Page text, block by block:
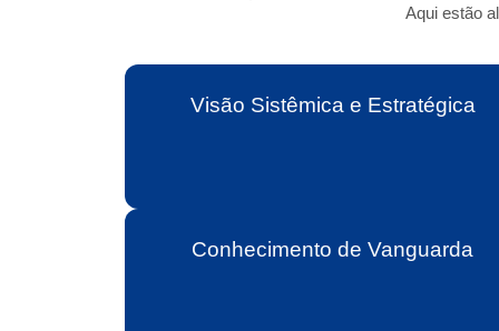
Aqui estão
Visão Sistêmica e Estratégica
Conhecimento de Vanguarda